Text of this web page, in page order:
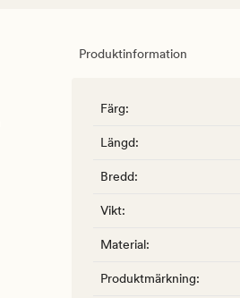
Produktinformation
Färg:
Längd:
Bredd:
Vikt:
Material:
Produktmärkning: